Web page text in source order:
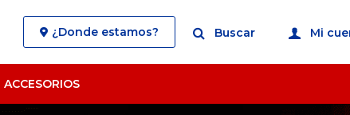
ACCESORIOS
¿Donde estamos?